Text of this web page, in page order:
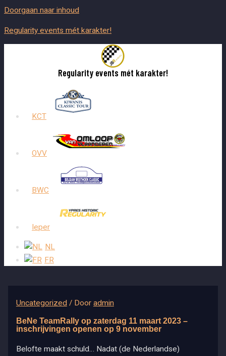
Doorgaan naar inhoud
Regularity events mét karakter!
Regularity events mét karakter!
KCT
OVV
BWC
Ieper
NL
FR
Uncategorized/ Door admin
BeNe TeamRally op zaterdag 11 maart 2023 –
inschrijvingen openen op 9 november
Belofte maakt schuld… Nadat (de Nederlandse)